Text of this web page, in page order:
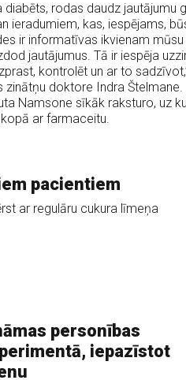
rodas daudz jautājumu
ieradumiem, kas, iespējams,
ir informatīvas ikvienam mūsu
jautājumus. Tā ir iespēja
kontrolēt un ar to
doktore Indra Štelmane.
Namsone sīkāk raksturo, uz
ar farmaceitu.
pacientiem
ar regulāru cukura līmeņa
personības
iepazīstot